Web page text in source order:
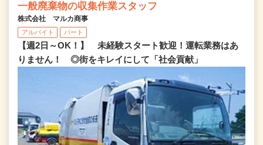
一般廃棄物の収集作業スタッフ
株式会社 マルカ商事
アルバイト パート
【週2日～OK！】 未経験スタート歓迎！運転業務はあ
りません！ ◎街をキレイにして「社会貢献」